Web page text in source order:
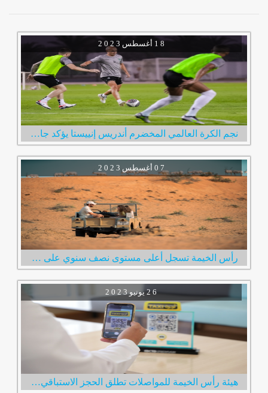
2 0 2 3 1 8
نجم الكرة العالمي المخضرم أندريس إنييستا يؤكد جاهزيته لخوض أولى مبارياته مع نادي الإمارات
2 0 2 3 0 7
رأس الخيمة تسجل أعلى مستوى نصف سنوي على الإطلاق في عدد الزوار الإمارة استقبلت 600 ألف زائر خلال النصف الأول من العام
2 0 2 3 يونيو2 6
هيئة رأس الخيمة للمواصلات تطلق الحجز الاستباقي لخدمة مركبات الأجرة عبر رمز الاستجابة السريع